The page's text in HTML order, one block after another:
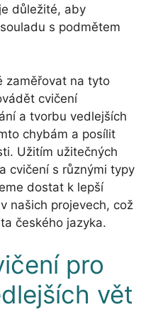
důležité, aby
s podmětem
zaměřovat na tyto
cvičení
a tvorbu vedlejších
chybám a posílit
Užitím užitečných
cvičení s různými typy
dostat k lepší
našich projevech, což
českého jazyka.
pro
vět